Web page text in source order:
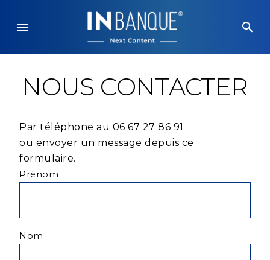
content
menu search
NOUS CONTACTER
Par téléphone au 06 67 27 86 91
ou envoyer un message depuis ce
formulaire.
Prénom
Nom